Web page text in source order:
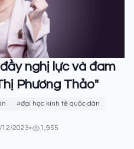
nghị lực và đam
Phương Thảo"
#đại học kinh tế quốc dân
12/2023• 1,955